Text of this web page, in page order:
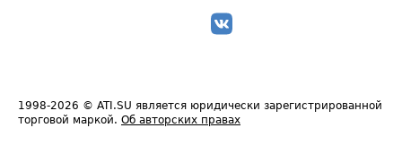
1998-2026 © ATI.SU является юридически зарегистрированной
торговой маркой. Об авторских правах